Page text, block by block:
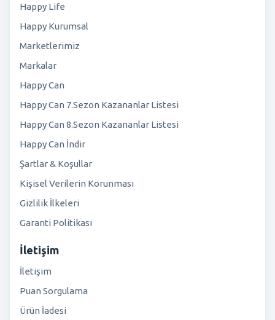
Happy Life
Happy Kurumsal
Marketlerimiz
Markalar
Happy Can
Happy Can 7.Sezon Kazananlar Listesi
Happy Can 8.Sezon Kazananlar Listesi
Happy Can İndir
Şartlar & Koşullar
Kişisel Verilerin Korunması
Gizlilik İlkeleri
Garanti Politikası
İletişim
İletişim
Puan Sorgulama
Ürün İadesi